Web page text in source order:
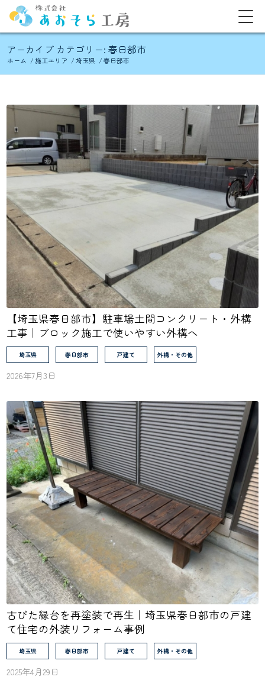
アーカイブ カテゴリー: 春日部市
ホーム / 施工エリア / 埼玉県 / 春日部市
【埼玉県春日部市】駐車場土間コンクリート・外構
工事｜ブロック施工で使いやすい外構へ
埼玉県 春日部市 戸建て 外構・その他
2026年7月3日
古びた縁台を再塗装で再生｜埼玉県春日部市の戸建
て住宅の外装リフォーム事例
埼玉県 春日部市 戸建て 外構・その他
2025年4月29日